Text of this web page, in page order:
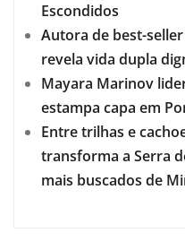
Escondidos
Autora de best-
revela vida dupla
Mayara Marinov
estampa capa em
Entre trilhas e
transforma a Serra
mais buscados de